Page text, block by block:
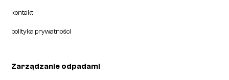
kontakt
polityka prywatności
Zarządzanie odpadami